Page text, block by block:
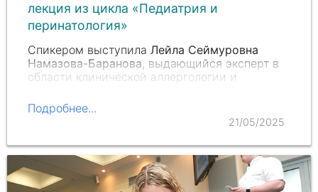
лекция из цикла «Педиатрия и
перинатология»
Спикером выступила Лейла Сеймуровна
Намазова-Баранова, выдающийся эксперт в
области клинической аллергологии и
факультетской педиатрии Института
материнства и детства Пироговского
Университета, заслуженный деятель науки…
Подробнее...
21/05/2025